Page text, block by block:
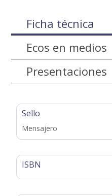
Ficha técnica
Ecos en medios
Presentaciones
Sello
Mensajero
ISBN